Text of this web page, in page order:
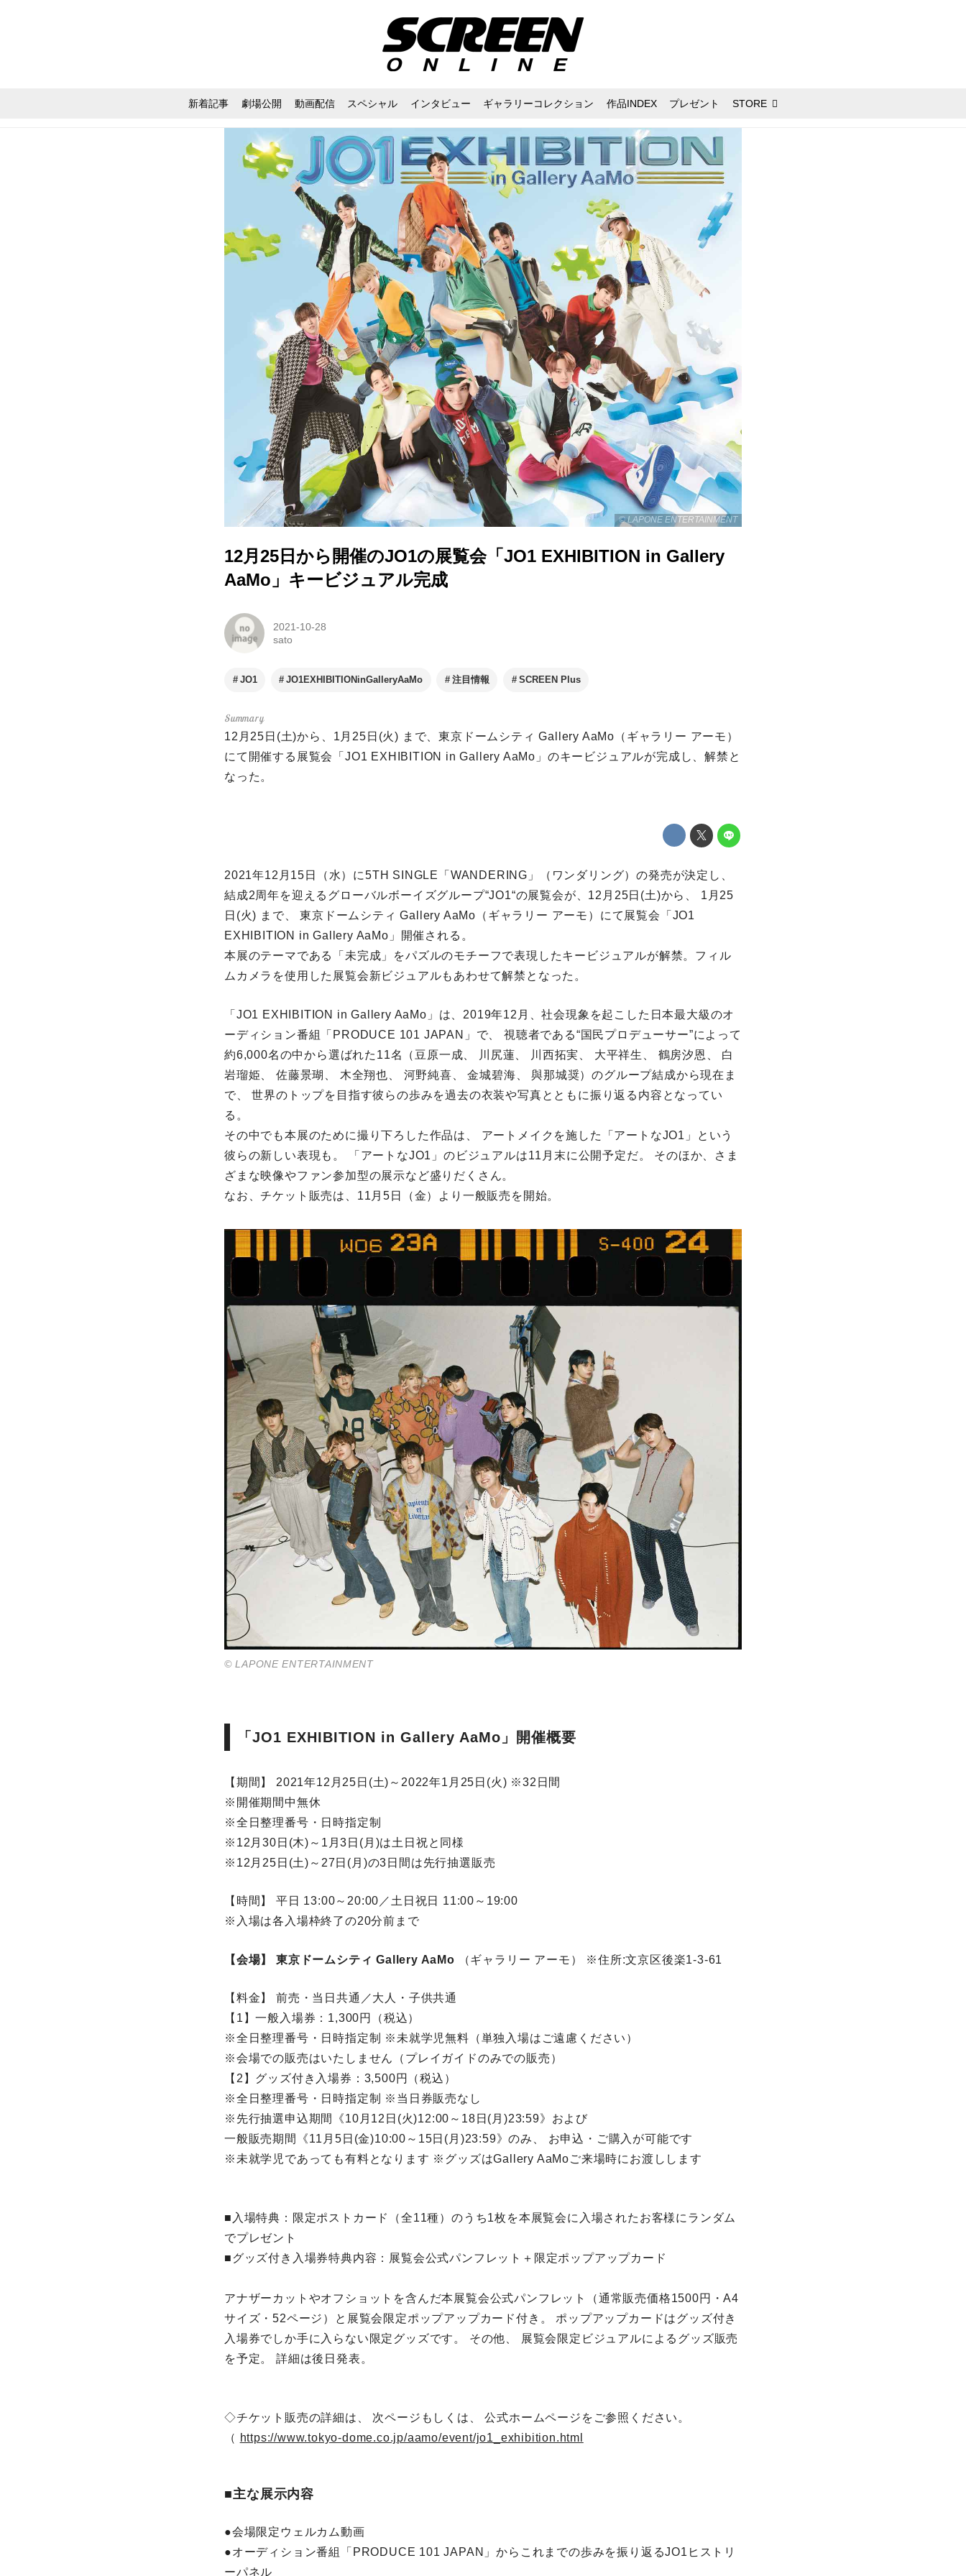
新着記事 劇場公開 動画配信 スペシャル インタビュー ギャラリーコレクション 作品INDEX プレゼント STORE
©︎ LAPONE ENTERTAINMENT
12月25日から開催のJO1の展覧会「JO1 EXHIBITION in Gallery
AaMo」キービジュアル完成
2021-10-28
sato
JO1 JO1EXHIBITIONinGalleryAaMo 注目情報 SCREEN Plus
12月25日(土)から、1月25日(火) まで、東京ドームシティ Gallery AaMo（ギャラリー アーモ）
にて開催する展覧会「JO1 EXHIBITION in Gallery AaMo」のキービジュアルが完成し、解禁と
なった。
2021年12月15日（水）に5TH SINGLE「WANDERING」（ワンダリング）の発売が決定し、
結成2周年を迎えるグローバルボーイズグループ“JO1“の展覧会が、12月25日(土)から、 1月25
日(火) まで、 東京ドームシティ Gallery AaMo（ギャラリー アーモ）にて展覧会「JO1
EXHIBITION in Gallery AaMo」開催される。
本展のテーマである「未完成」をパズルのモチーフで表現したキービジュアルが解禁。フィル
ムカメラを使用した展覧会新ビジュアルもあわせて解禁となった。
「JO1 EXHIBITION in Gallery AaMo」は、2019年12月、社会現象を起こした日本最大級のオ
ーディション番組「PRODUCE 101 JAPAN」で、 視聴者である“国民プロデューサー”によって
約6,000名の中から選ばれた11名（豆原一成、 川尻蓮、 川西拓実、 大平祥生、 鶴房汐恩、 白
岩瑠姫、 佐藤景瑚、 木全翔也、 河野純喜、 金城碧海、 與那城奨）のグループ結成から現在ま
で、 世界のトップを目指す彼らの歩みを過去の衣装や写真とともに振り返る内容となってい
る。
その中でも本展のために撮り下ろした作品は、 アートメイクを施した「アートなJO1」という
彼らの新しい表現も。 「アートなJO1」のビジュアルは11月末に公開予定だ。 そのほか、さま
ざまな映像やファン参加型の展示など盛りだくさん。
なお、チケット販売は、11月5日（金）より一般販売を開始。
©︎ LAPONE ENTERTAINMENT
「JO1 EXHIBITION in Gallery AaMo」開催概要
【期間】 2021年12月25日(土)～2022年1月25日(火) ※32日間
※開催期間中無休
※全日整理番号・日時指定制
※12月30日(木)～1月3日(月)は土日祝と同様
※12月25日(土)～27日(月)の3日間は先行抽選販売
【時間】 平日 13:00～20:00／土日祝日 11:00～19:00
※入場は各入場枠終了の20分前まで
【会場】 東京ドームシティ Gallery AaMo （ギャラリー アーモ） ※住所:文京区後楽1-3-61
【料金】 前売・当日共通／大人・子供共通
【1】一般入場券：1,300円（税込）
※全日整理番号・日時指定制 ※未就学児無料（単独入場はご遠慮ください）
※会場での販売はいたしません（プレイガイドのみでの販売）
【2】グッズ付き入場券：3,500円（税込）
※全日整理番号・日時指定制 ※当日券販売なし
※先行抽選申込期間《10月12日(火)12:00～18日(月)23:59》および
一般販売期間《11月5日(金)10:00～15日(月)23:59》のみ、 お申込・ご購入が可能です
※未就学児であっても有料となります ※グッズはGallery AaMoご来場時にお渡しします
■入場特典：限定ポストカード（全11種）のうち1枚を本展覧会に入場されたお客様にランダム
でプレゼント
■グッズ付き入場券特典内容：展覧会公式パンフレット＋限定ポップアップカード
アナザーカットやオフショットを含んだ本展覧会公式パンフレット（通常販売価格1500円・A4
サイズ・52ページ）と展覧会限定ポップアップカード付き。 ポップアップカードはグッズ付き
入場券でしか手に入らない限定グッズです。 その他、 展覧会限定ビジュアルによるグッズ販売
を予定。 詳細は後日発表。
◇チケット販売の詳細は、 次ページもしくは、 公式ホームページをご参照ください。
（ https://www.tokyo-dome.co.jp/aamo/event/jo1_exhibition.html
■主な展示内容
●会場限定ウェルカム動画
●オーディション番組「PRODUCE 101 JAPAN」からこれまでの歩みを振り返るJO1ヒストリ
ーパネル